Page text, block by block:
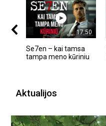
17:50
Se7en – kai tamsa
tampa meno kūriniu
Aktualijos